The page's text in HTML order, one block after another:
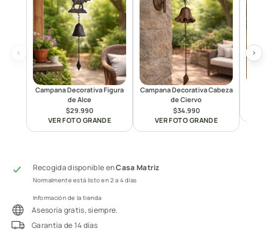
‹
Campana Decorativa Figura
de Alce
$29.990
VER FOTO GRANDE
Campana Decorativa Cabeza
de Ciervo
$34.990
VER FOTO GRANDE
›
Recogida disponible enCasa Matriz
Normalmente está listo en 2 a 4 días
Información de la tienda
Asesoría gratis, siempre.
Garantía de 14 días